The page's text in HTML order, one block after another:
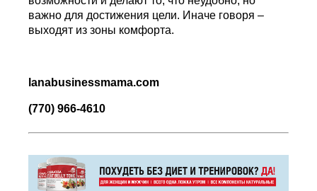
важно для достижения цели. Иначе говоря –
выходят из зоны комфорта.
lanabusinessmama.com
(770) 966-4610